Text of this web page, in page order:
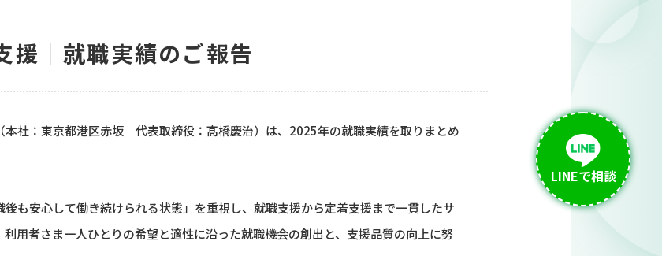
LINEで相談
｜就職実績のご報告
本社：東京都港区赤坂 代表取締役：髙橋慶治）は、2025年の就職実績を取りまとめ
も安心して働き続けられる状態」を重視し、就職支援から定着支援まで一貫したサ
用者さま一人ひとりの希望と適性に沿った就職機会の創出と、支援品質の向上に努